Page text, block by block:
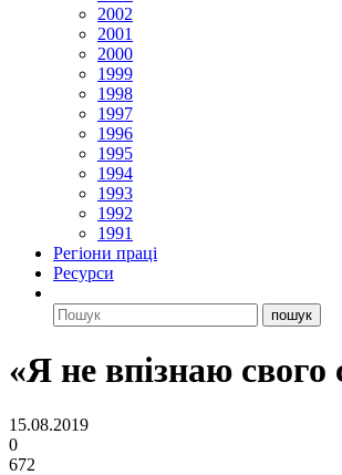
2002
2001
2000
1999
1998
1997
1996
1995
1994
1993
1992
1991
Регіони праці
Ресурси
«Я не впізнаю свого
15.08.2019
0
672